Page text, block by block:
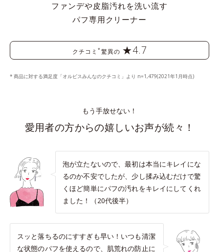
ファンデや皮脂汚れを洗い流す
パフ専用クリーナー
クチコミ*驚異の ★4.7
商品に対する満足度「オルビスみんなのクチコミ」より n=1,479(2021年1月時点)
もう手放せない！
愛用者の方からの嬉しいお声が続々！
泡が立たないので、最初は本当にキレイにな
るのか不安でしたが、少し揉み込むだけで驚
くほど簡単にパフの汚れをキレイにしてくれ
ました！（20代後半）
スッと落ちるのにすすぎも早い！いつも清潔
な状態のパフを使えるので、肌荒れの防止に